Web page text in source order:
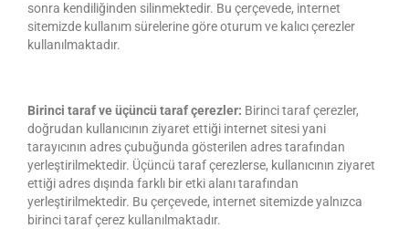
sonra kendiliğinden silinmektedir. Bu çerçevede, internet
sitemizde kullanım sürelerine göre oturum ve kalıcı çerezler
kullanılmaktadır.
Birinci taraf ve üçüncü taraf çerezler: Birinci taraf çerezler,
doğrudan kullanıcının ziyaret ettiği internet sitesi yani
tarayıcının adres çubuğunda gösterilen adres tarafından
yerleştirilmektedir. Üçüncü taraf çerezlerse, kullanıcının ziyaret
ettiği adres dışında farklı bir etki alanı tarafından
yerleştirilmektedir. Bu çerçevede, internet sitemizde yalnızca
birinci taraf çerez kullanılmaktadır.